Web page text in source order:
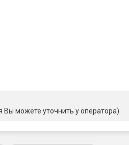
Вы можете уточнить у оператора)